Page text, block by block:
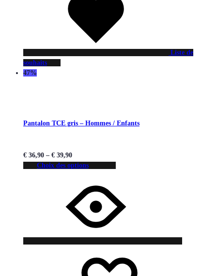
Liste de
souhaits
47%
Pantalon TCE gris – Hommes / Enfants
€ 36,90 – € 39,90
Choix des options